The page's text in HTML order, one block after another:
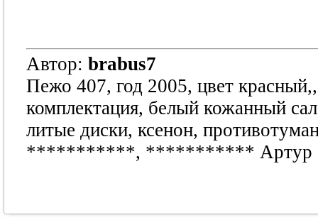
Автор: brabus7
Пежо 407, год 2005, цвет
комплектация, белый кожанный
литые диски, ксенон,
***********, *********** Артур